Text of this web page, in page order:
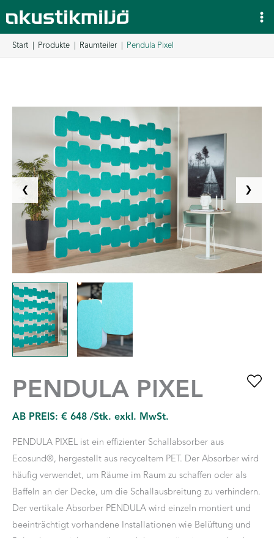
Inhalt
springen
Start Produkte Raumteiler Pendula Pixel
❮ ❯
PENDULA PIXEL
AB PREIS: € 648 /Stk. exkl. MwSt.
PENDULA PIXEL ist ein effizienter Schallabsorber aus
Ecosund®, hergestellt aus recyceltem PET. Der Absorber wird
häufig verwendet, um Räume im Raum zu schaffen oder als
Baffeln an der Decke, um die Schallausbreitung zu verhindern.
Der vertikale Absorber PENDULA wird einzeln montiert und
beeinträchtigt vorhandene Installationen wie Belüftung und